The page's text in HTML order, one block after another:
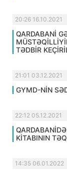
20:26 16.10.2021
QARDABANİ
TƏDBİR
21:01 03.12.2021
GYMD-NİN
22:12 05.12.2021
KİTABININ
14:35 06.01.2022